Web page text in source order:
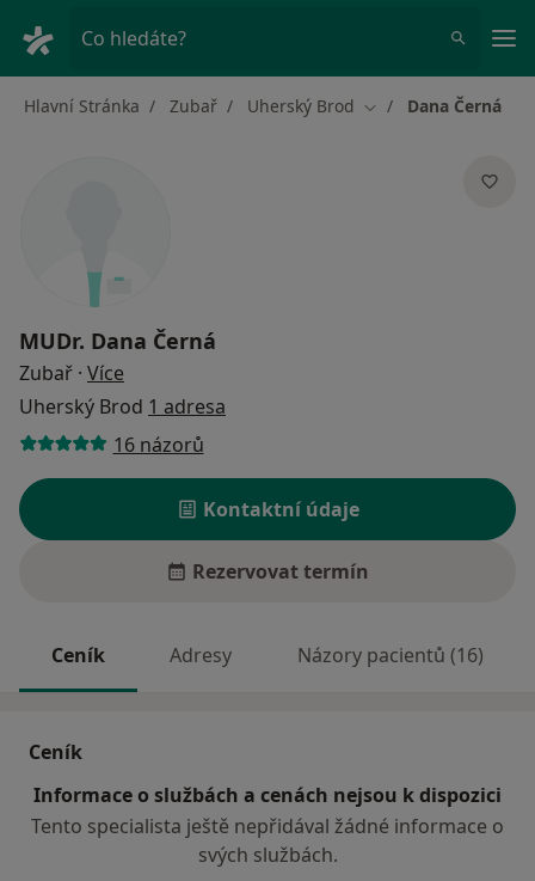
Co hledáte?
Hlavní Stránka Zubař Uherský Brod Změna města
Dana Černá
MUDr. Dana Černá
Zubař · Více
Uherský Brod 1 adresa
16 názorů
Kontaktní údaje
Rezervovat termín
Ceník Adresy Názory pacientů (16)
Ceník
Informace o službách a cenách nejsou k dispozici
Tento specialista ještě nepřidával žádné informace o
svých službách.